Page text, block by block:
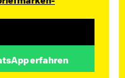
erfahren